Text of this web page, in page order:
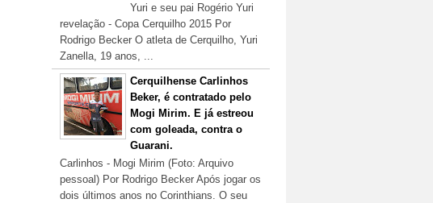
Yuri e seu pai Rogério Yuri
revelação - Copa Cerquilho 2015 Por
Rodrigo Becker O atleta de Cerquilho, Yuri
Zanella, 19 anos, ...
Cerquilhense Carlinhos
Beker, é contratado pelo
Mogi Mirim. E já estreou
com goleada, contra o
Guarani.
Carlinhos - Mogi Mirim (Foto: Arquivo
pessoal) Por Rodrigo Becker Após jogar os
dois últimos anos no Corinthians. O seu